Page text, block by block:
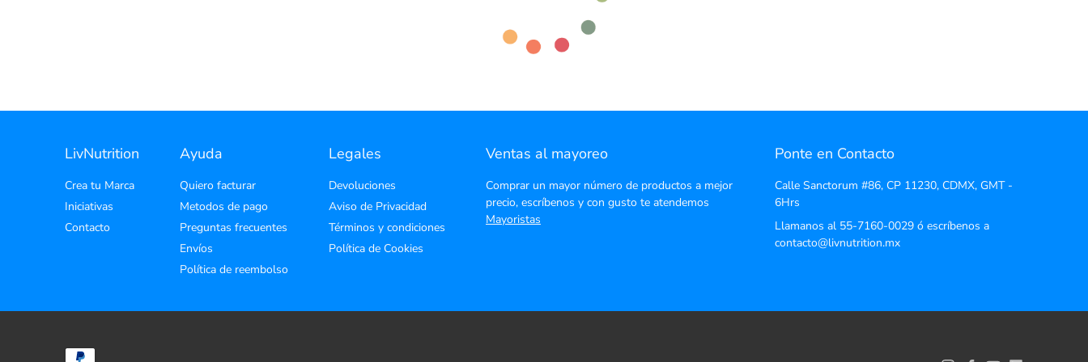
LivNutrition
Crea tu Marca
Iniciativas
Contacto
Ayuda
Quiero facturar
Metodos de pago
Preguntas frecuentes
Envíos
Política de reembolso
Legales
Devoluciones
Aviso de Privacidad
Términos y condiciones
Política de Cookies
Ventas al mayoreo
Comprar un mayor número de productos a mejor
precio, escríbenos y con gusto te atendemos
Mayoristas
Ponte en Contacto
Calle Sanctorum #86, CP 11230, CDMX, GMT -
6Hrs
Llamanos al 55-7160-0029 ó escríbenos a
contacto@livnutrition.mx